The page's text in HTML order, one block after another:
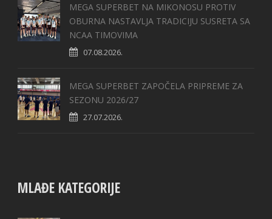
MEGA SUPERBET NA MIKONOSU PROTIV
OBURNA NASTAVLJA TRADICIJU SUSRETA SA
NCAA TIMOVIMA
07.08.2026.
MEGA SUPERBET ZAPOČELA PRIPREME ZA
SEZONU 2026/27
27.07.2026.
MLAĐE KATEGORIJE